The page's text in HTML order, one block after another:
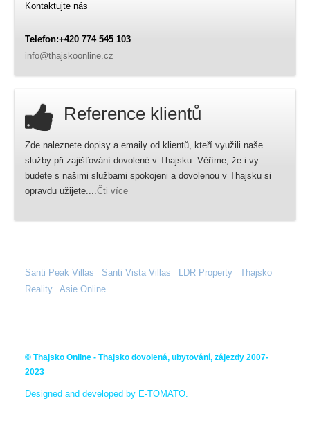
Kontaktujte nás
Telefon:+420 774 545 103
info@thajskoonline.cz
Reference klientů
Zde naleznete dopisy a emaily od klientů, kteří využili naše
služby při zajišťování dovolené v Thajsku. Věříme, že i vy
budete s našimi službami spokojeni a dovolenou v Thajsku si
opravdu užijete....Čti více
Santi Peak Villas Santi Vista Villas LDR Property |Thajsko
Reality |Asie Online
© Thajsko Online - Thajsko dovolená, ubytování, zájezdy 2007-
2023
Designed and developed by E-TOMATO.